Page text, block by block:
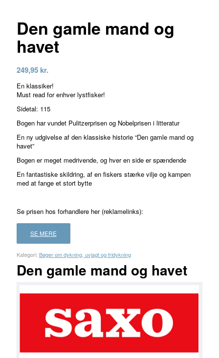
Den gamle mand og
havet
249,95 kr.
En klassiker!
Must read for enhver lystfisker!
Sidetal: 115
Bogen har vundet Pulitzerprisen og Nobelprisen i litteratur
En ny udgivelse af den klassiske historie “Den gamle mand og
havet”
Bogen er meget medrivende, og hver en side er spændende
En fantastiske skildring, af en fiskers stærke vilje og kampen
med at fange et stort bytte
Se prisen hos forhandlere her (reklamelinks):
SE MERE
Kategori: Bøger om dykning, uvjagt og fridykning
Den gamle mand og havet
FORHANDLER LAND PRIS
LÆS